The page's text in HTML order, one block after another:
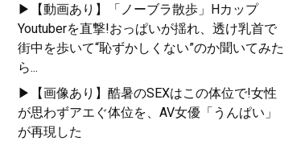
▶【動画あり】「ノーブラ散歩」Hカップ
Youtuberを直撃!おっぱいが揺れ、透け乳首で
街中を歩いて“恥ずかしくない”のか聞いてみた
ら...
▶【画像あり】酷暑のSEXはこの体位で!女性
が思わずアエぐ体位を、AV女優「うんぱい」
が再現した